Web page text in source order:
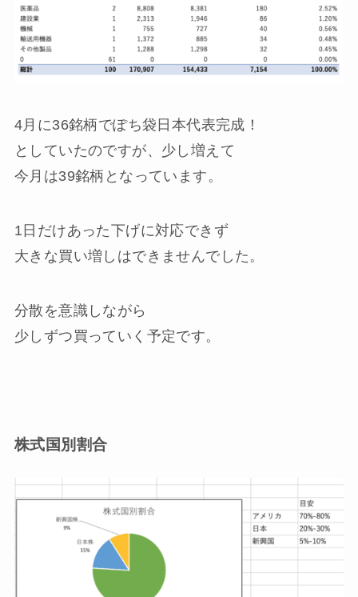
4月に36銘柄でぽち袋日本代表完成！
としていたのですが、少し増えて
今月は39銘柄となっています。
1日だけあった下げに対応できず
大きな買い増しはできませんでした。
分散を意識しながら
少しずつ買っていく予定です。
株式国別割合